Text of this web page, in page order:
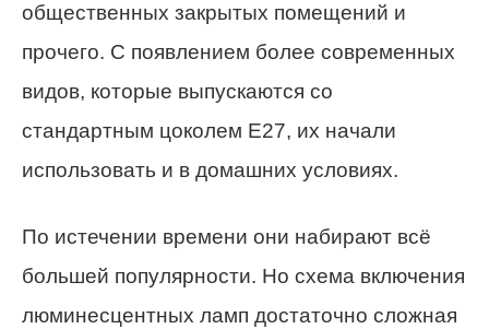
общественных закрытых помещений и
прочего. С появлением более современных
видов, которые выпускаются со
стандартным цоколем E27, их начали
использовать и в домашних условиях.
По истечении времени они набирают всё
большей популярности. Но схема включения
люминесцентных ламп достаточно сложная